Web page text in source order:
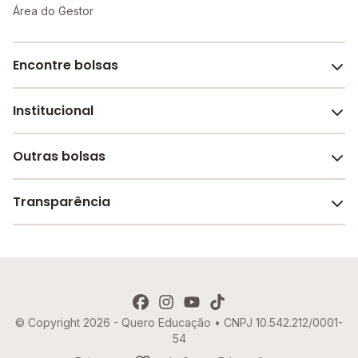
Área do Gestor
Encontre bolsas
Melhores escolas de São Paulo
Escolas por cidade e bairro
Institucional
Sobre o Melhor Escola
Revista Melhor Escola
Outras bolsas
Faculdades e universidades
Transparência
Política de Cookies
© Copyright 2026 - Quero Educação • CNPJ 10.542.212/0001-
54